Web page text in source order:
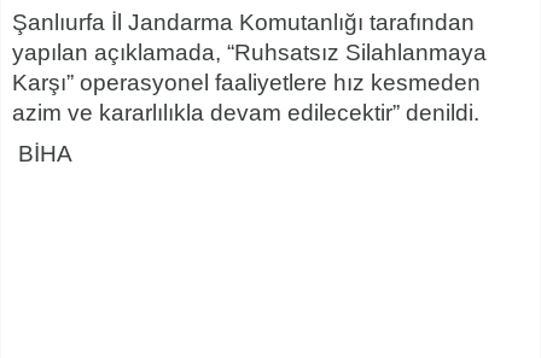
Şanlıurfa İl Jandarma Komutanlığı tarafından
yapılan açıklamada, “Ruhsatsız Silahlanmaya
Karşı” operasyonel faaliyetlere hız kesmeden
azim ve kararlılıkla devam edilecektir” denildi.
BİHA